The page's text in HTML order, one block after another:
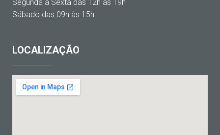
Segunda à Sexta das 12h às 19h
Sábado das 09h às 15h
LOCALIZAÇÃO